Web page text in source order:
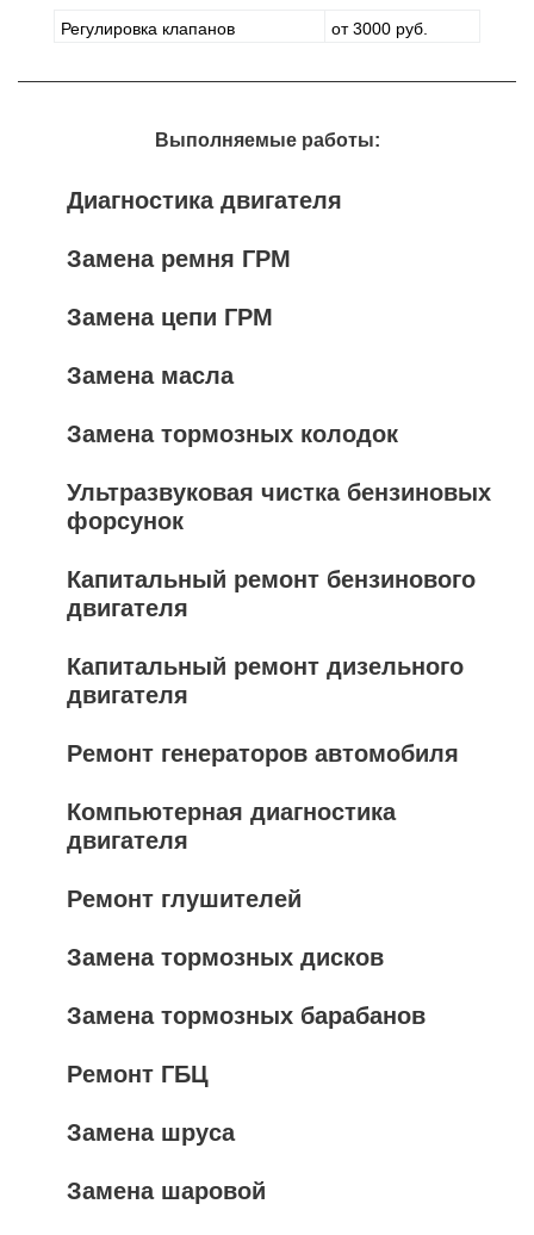
Регулировка клапанов от 3000 руб.
Выполняемые работы:
Диагностика двигателя
Замена ремня ГРМ
Замена цепи ГРМ
Замена масла
Замена тормозных колодок
Ультразвуковая чистка бензиновых
форсунок
Капитальный ремонт бензинового
двигателя
Капитальный ремонт дизельного
двигателя
Ремонт генераторов автомобиля
Компьютерная диагностика
двигателя
Ремонт глушителей
Замена тормозных дисков
Замена тормозных барабанов
Ремонт ГБЦ
Замена шруса
Замена шаровой